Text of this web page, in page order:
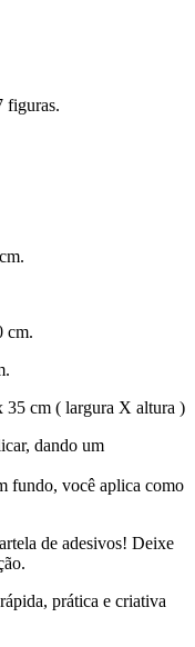
cm.
35 cm ( largura X altura )
dando um
fundo, você aplica como
de adesivos! Deixe
prática e criativa